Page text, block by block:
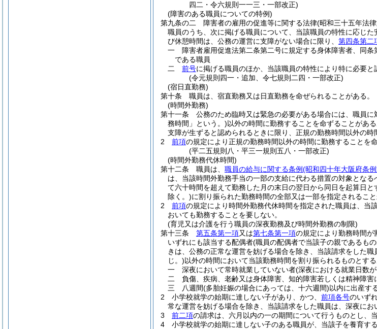
四二・令六規則一一三・一部改正)
(障害のある職員についての特例)
第九条の二
障害者の雇用の促進等に関する法律(昭和三十五年法
職員のうち、次に掲げる職員について、当該職員の特性に応じ
び休憩時間は、公務の運営に支障がない場合に限り、 第四条第二
一
障害者雇用促進法第二条第二号に規定する身体障害者、同
である職員
二
前号に掲げる職員のほか、当該職員の特性により特に必要と
(令元規則四一・追加、令七規則二四・一部改正)
(宿日直勤務)
第十条
職員は、宿直勤務又は日直勤務を命ぜられることがある。
(時間外勤務)
第十一条
公務のため臨時又は緊急の必要がある場合には、職員に
務時間」という。)以外の時間に勤務することを命ずることがある
支障が生ずると認められるときに限り、正規の勤務時間以外の時
2
前項の規定により正規の勤務時間以外の時間に勤務することを
(平二五規則八・平三一規則五八・一部改正)
(時間外勤務代休時間)
第十二条
職員は、 職員の給与に関する条例(昭和四十年大阪府条
は、当該時間外勤務手当の一部の支給に代わる措置の対象となる
て六十時間を超えて勤務した月の末日の翌日から同日を起算日
除く。)に割り振られた勤務時間の全部又は一部を指定されること
2
前項の規定により時間外勤務代休時間を指定された職員は、当
おいても勤務することを要しない。
(育児又は介護を行う職員の深夜勤務及び時間外勤務の制限)
第十三条
第五条第一項又は第七条第一項の規定により勤務時間が
いずれにも該当する配偶者(職員の配偶者で当該子の親であるも
きは、公務の正常な運営を妨げる場合を除き、当該請求をした職
じ。)以外の時間において当該勤務時間を割り振られるものとする
一
深夜において常時就業していない者(深夜における就業日数
二
負傷、疾病、老齢又は身体障害、知的障害若しくは精神障
三
八週間(多胎妊娠の場合にあっては、十六週間)以内に出産す
2
小学校就学の始期に達しない子があり、かつ、 前項各号のいず
常な運営を妨げる場合を除き、当該請求をした職員は、深夜にお
3
前二項の請求は、六月以内の一の期間について行うものとし、
4
小学校就学の始期に達しない子のある職員が、当該子を養育す